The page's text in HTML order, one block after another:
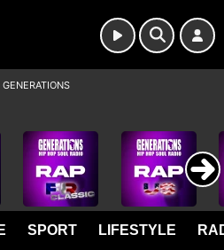
SPORT LIFESTYLE